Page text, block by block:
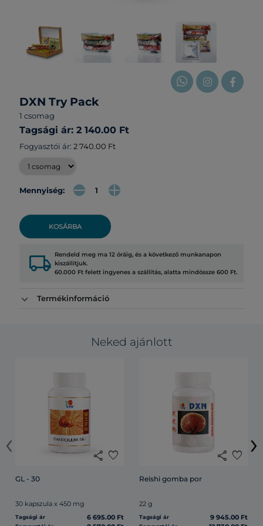
DXN Try Pack
1 csomag
Tagsági ár: 2 140.00 Ft
Fogyasztói ár: 2 740.00 Ft
Mennyiség:
KOSÁRBA
local_shipping Rendeld meg ma 12 óráig, és a következő munkanapon
kiszállítjuk.
60.000 Ft felett ingyenes a szállítás, alatta mindössze 600 Ft.
Termékinformáció
Neked ajánlott
share favorite
GL - 30
30 kapszula x 450 mg
Tagsági ár 6 695.00 Ft
share favorite
Reishi gomba por
22 g
Tagsági ár 9 945.00 Ft
‹ ›